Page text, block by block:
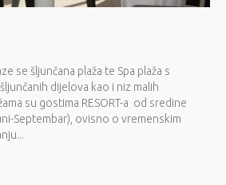
se šljunčana plaža te Spa plaža s
dijelova kao i niz malih
su gostima RESORT-a od sredine
Septembar), ovisno o vremenskim